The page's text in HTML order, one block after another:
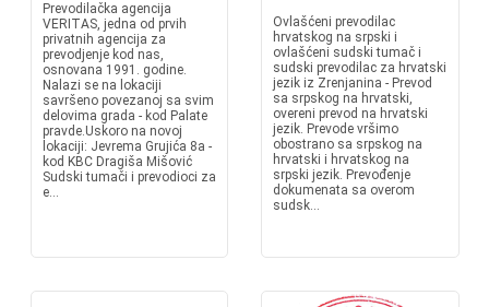
Prevodilačka agencija
VERITAS, jedna od prvih
privatnih agencija za
prevodjenje kod nas,
osnovana 1991. godine.
Nalazi se na lokaciji
savršeno povezanoj sa svim
delovima grada - kod Palate
pravde.Uskoro na novoj
lokaciji: Jevrema Grujića 8a -
kod KBC Dragiša Mišović
Sudski tumači i prevodioci za
e...
Ovlašćeni prevodilac
hrvatskog na srpski i
ovlašćeni sudski tumač i
sudski prevodilac za hrvatski
jezik iz Zrenjanina - Prevod
sa srpskog na hrvatski,
overeni prevod na hrvatski
jezik. Prevode vršimo
obostrano sa srpskog na
hrvatski i hrvatskog na
srpski jezik. Prevođenje
dokumenata sa overom
sudsk...